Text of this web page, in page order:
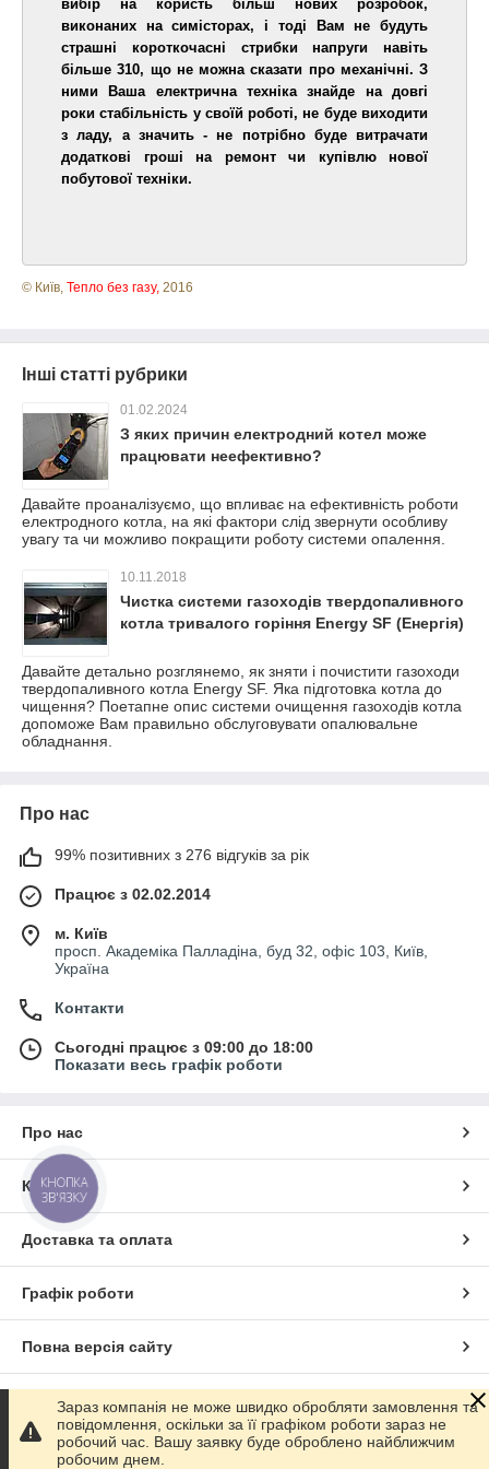
вибір на користь більш нових розробок,
виконаних на симісторах, і тоді Вам не будуть
страшні короткочасні стрибки напруги навіть
більше 310, що не можна сказати про механічні. З
ними Ваша електрична техніка знайде на довгі
роки стабільність у своїй роботі, не буде виходити
з ладу, а значить - не потрібно буде витрачати
додаткові гроші на ремонт чи купівлю нової
побутової техніки.
© Київ, Тепло без газу, 2016
Інші статті рубрики
01.02.2024
З яких причин електродний котел може
працювати неефективно?
Давайте проаналізуємо, що впливає на ефективність роботи
електродного котла, на які фактори слід звернути особливу
увагу та чи можливо покращити роботу системи опалення.
10.11.2018
Чистка системи газоходів твердопаливного
котла тривалого горіння Energy SF (Енергія)
Давайте детально розглянемо, як зняти і почистити газоходи
твердопаливного котла Energy SF. Яка підготовка котла до
чищення? Поетапне опис системи очищення газоходів котла
допоможе Вам правильно обслуговувати опалювальне
обладнання.
Про нас
99% позитивних з 276 відгуків за рік
Працює з 02.02.2014
м. Київ
просп. Академіка Палладіна, буд 32, офіс 103, Київ,
Україна
Контакти
Сьогодні працює з 09:00 до 18:00
Показати весь графік роботи
Про нас
Контакти
Доставка та оплата
Графік роботи
Повна версія сайту
Сайт створено на маркетплейсі Prom.ua
Політика конфіденційності
Зараз компанія не може швидко обробляти замовлення та
повідомлення, оскільки за її графіком роботи зараз не
робочий час. Вашу заявку буде оброблено найближчим
робочим днем.
КНОПКА
ЗВ'ЯЗКУ